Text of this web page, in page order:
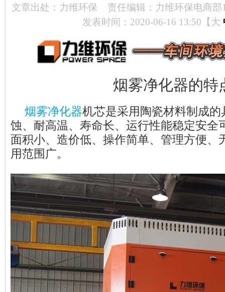
文章出处：力维环保
责任编辑：力维环保电商部
发表时间：2020-06-16 13:50【大
烟雾净化器的特
烟雾净化器机芯是采用陶瓷材料制成
蚀、耐高温、寿命长、运行性能稳定安全
面积小、造价低、操作简单、管理方便、
用范围广。